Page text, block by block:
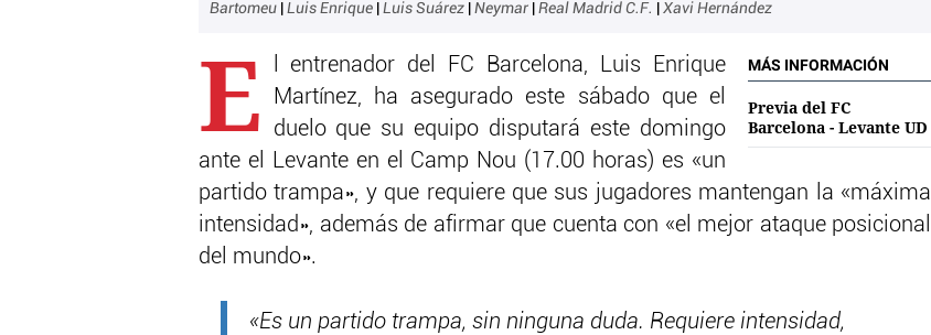
Bartomeu
Luis Enrique Luis Suárez Neymar Real Madrid C.F. Xavi Hernández
MÁS INFORMACIÓN
Previa del FC
Barcelona - Levante UD
E
l entrenador del FC Barcelona, Luis Enrique
Martínez, ha asegurado este sábado que el
duelo que su equipo disputará este domingo
ante el Levante en el Camp Nou (17.00 horas) es «un
partido trampa», y que requiere que sus jugadores mantengan la «máxima
intensidad», además de afirmar que cuenta con «el mejor ataque posicional
del mundo».
«Es un partido trampa, sin ninguna duda. Requiere intensidad,